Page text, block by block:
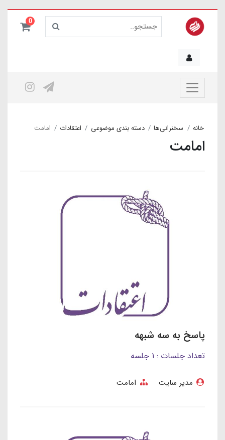
0
خانه سخنرانی‌ها دسته بندی موضوعی اعتقادات امامت
امامت
پاسخ به سه شبهه
تعداد جلسات : 1 جلسه
مدیر سایت امامت